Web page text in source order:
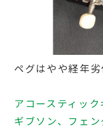
ペグはやや経年劣
アコースティッ
ギブソン、フェ